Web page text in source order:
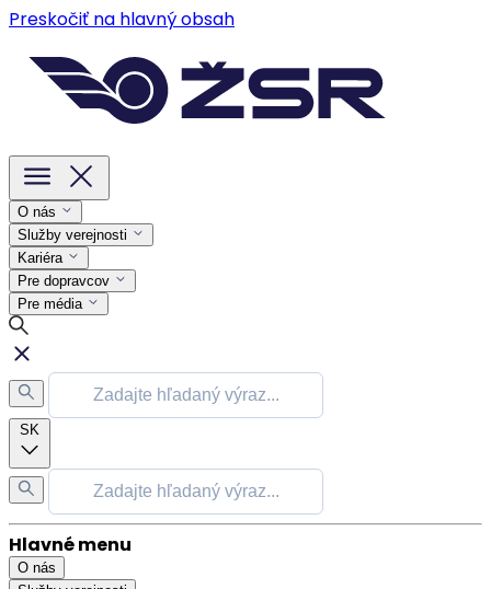
Preskočiť na hlavný obsah
O nás
Služby verejnosti
Kariéra
Pre dopravcov
Pre média
SK
Hlavné menu
O nás